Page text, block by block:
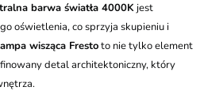
barwa światła 4000K jest
oświetlenia, co sprzyja skupieniu i
wisząca Frestoto nie tylko element
detal architektoniczny, który